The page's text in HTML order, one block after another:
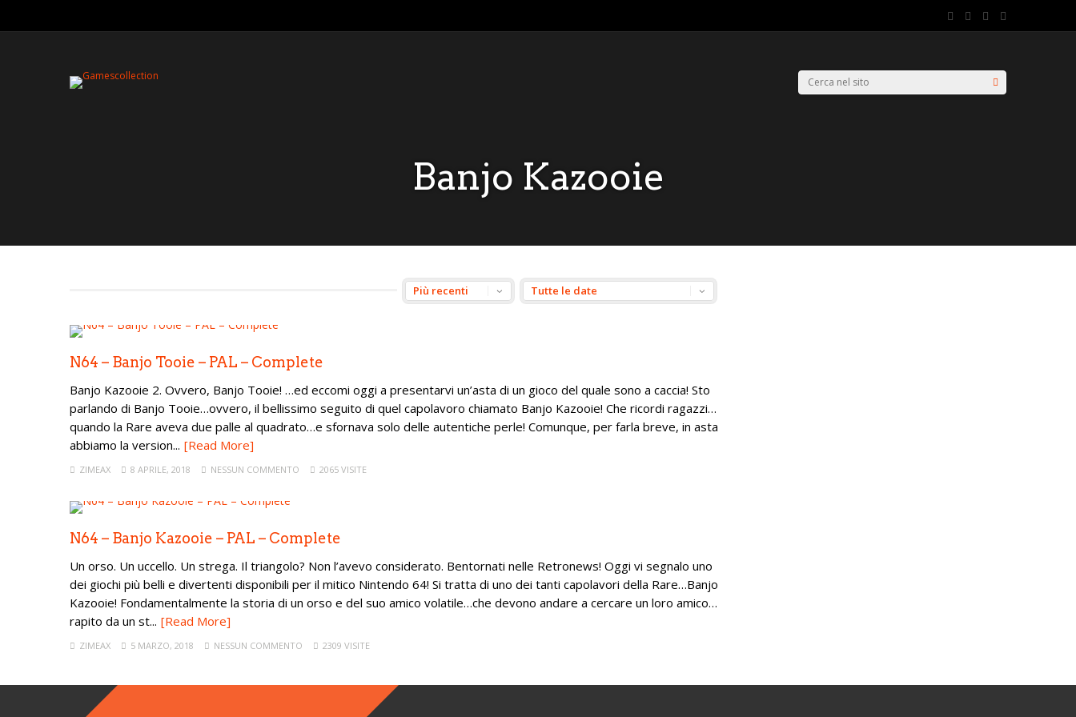
Banjo Kazooie
N64 – Banjo Tooie – PAL – Complete
Banjo Kazooie 2. Ovvero, Banjo Tooie! …ed eccomi oggi a presentarvi un’asta di un gioco del quale sono a caccia! Sto
parlando di Banjo Tooie…ovvero, il bellissimo seguito di quel capolavoro chiamato Banjo Kazooie! Che ricordi ragazzi…
quando la Rare aveva due palle al quadrato…e sfornava solo delle autentiche perle! Comunque, per farla breve, in asta
abbiamo la version... [Read More]
ZIMEAX 8 APRILE, 2018 NESSUN COMMENTO 2065 VISITE
N64 – Banjo Kazooie – PAL – Complete
Un orso. Un uccello. Un strega. Il triangolo? Non l’avevo considerato. Bentornati nelle Retronews! Oggi vi segnalo uno
dei giochi più belli e divertenti disponibili per il mitico Nintendo 64! Si tratta di uno dei tanti capolavori della Rare…Banjo
Kazooie! Fondamentalmente la storia di un orso e del suo amico volatile…che devono andare a cercare un loro amico…
rapito da un st... [Read More]
ZIMEAX 5 MARZO, 2018 NESSUN COMMENTO 2309 VISITE